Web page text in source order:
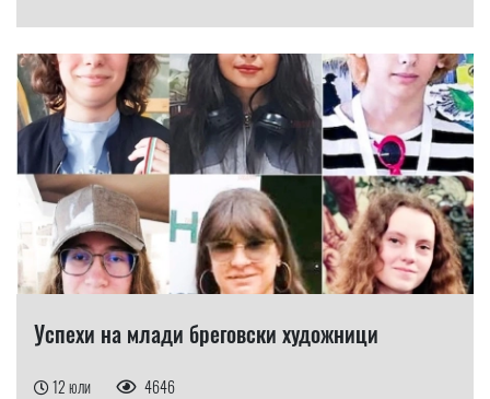
Успехи на млади бреговски художници
12 юли 4646